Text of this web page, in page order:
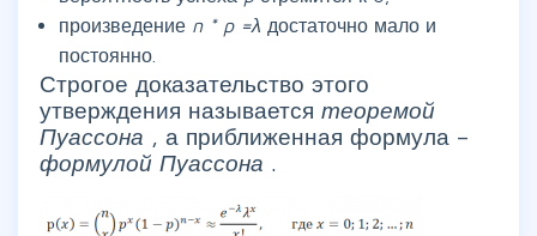
произведение n * p =λ достаточно мало и
постоянно.
Строгое доказательство этого
утверждения называется теоремой
Пуассона , а приближенная формула –
формулой Пуассона .